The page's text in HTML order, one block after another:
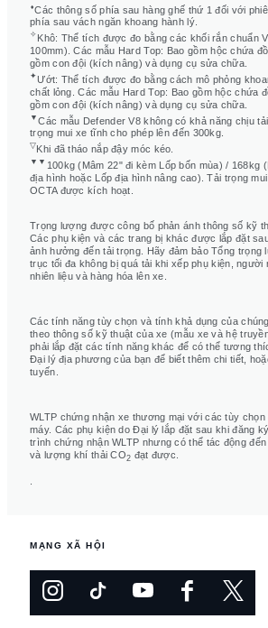
⬧Các thông số phía sau hàng ghế thứ 1 đối với
phía sau vách ngăn khoang hành lý.
✧ Khô: Thể tích được đo bằng các khối rắn chuẩn
100mm). Các mẫu Hard Top: Bao gồm hộc chứa
gồm con đội (kích nâng) và dụng cụ sửa chữa.
✦Ướt: Thể tích được đo bằng cách mô phỏng
chất lỏng. Các mẫu Hard Top: Bao gồm hộc chứa
gồm con đội (kích nâng) và dụng cụ sửa chữa.
▼ Các mẫu Defender V8 không có khả năng chịu
trọng mui xe tĩnh cho phép lên đến 300kg.
▽Khi đã tháo nắp đậy móc kéo.
▼▼ 100kg (Mâm 22" đi kèm Lốp bốn mùa) / 168kg
địa hình hoặc Lốp địa hình nâng cao). Tải trọng
OCTA được kích hoạt.
Trọng lượng được công bố phản ánh thông số kỹ
Các phụ kiện và các trang bị khác được lắp đặt
ảnh hưởng đến tải trọng. Hãy đảm bảo Tổng trọng
trục tối đa không bị quá tải khi xếp phụ kiện, người
nhiên liệu và hàng hóa lên xe.
Các tính năng tùy chọn và tính khả dụng của
theo thông số kỹ thuật của xe (mẫu xe và hệ
phải lắp đặt các tính năng khác để có thể tương
Đại lý địa phương của bạn để biết thêm chi tiết,
tuyến.
WLTP chứng nhận xe thương mại với các tùy
máy. Các phụ kiện do Đại lý lắp đặt sau khi đăng
trình chứng nhận WLTP nhưng có thể tác động
và lượng khí thải CO2 đạt được.
MẠNG XÃ HỘI